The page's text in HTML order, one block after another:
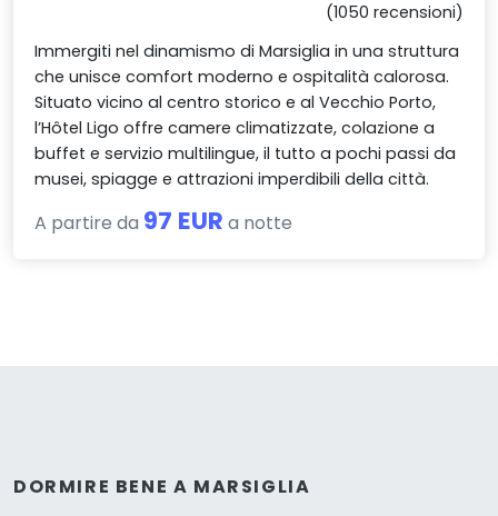
(1050 recensioni)
Immergiti nel dinamismo di Marsiglia in una struttura
che unisce comfort moderno e ospitalità calorosa.
Situato vicino al centro storico e al Vecchio Porto,
l’Hôtel Ligo offre camere climatizzate, colazione a
buffet e servizio multilingue, il tutto a pochi passi da
musei, spiagge e attrazioni imperdibili della città.
A partire da 97 EUR a notte
DORMIRE BENE A MARSIGLIA